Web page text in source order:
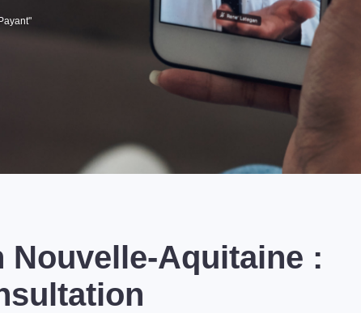
Nouvelle-Aquitaine :